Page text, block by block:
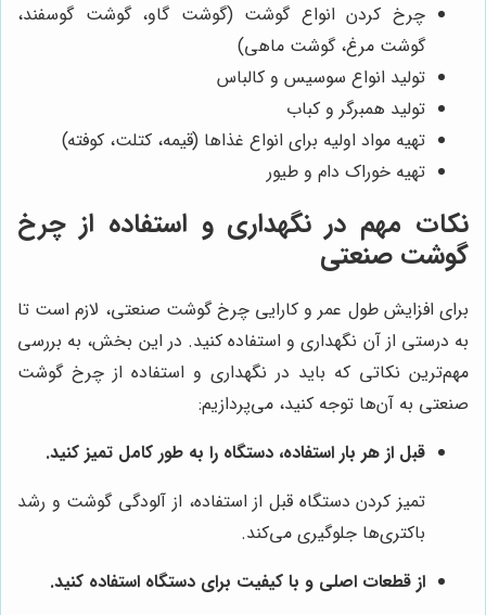
چرخ کردن انواع گوشت (گوشت گاو، گوشت گوسفند،
گوشت مرغ، گوشت ماهی)
تولید انواع سوسیس و کالباس
تولید همبرگر و کباب
تهیه مواد اولیه برای انواع غذاها (قیمه، کتلت، کوفته)
تهیه خوراک دام و طیور
نکات مهم در نگهداری و استفاده از چرخ
گوشت صنعتی
برای افزایش طول عمر و کارایی چرخ گوشت صنعتی، لازم است تا
به درستی از آن نگهداری و استفاده کنید. در این بخش، به بررسی
مهم‌ترین نکاتی که باید در نگهداری و استفاده از چرخ گوشت
صنعتی به آن‌ها توجه کنید، می‌پردازیم:
قبل از هر بار استفاده، دستگاه را به طور کامل تمیز کنید.
تمیز کردن دستگاه قبل از استفاده، از آلودگی گوشت و رشد
باکتری‌ها جلوگیری می‌کند.
از قطعات اصلی و با کیفیت برای دستگاه استفاده کنید.